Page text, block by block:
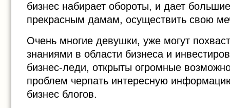
бизнес набирает обороты, и дает
прекрасным дамам, осуществить свою
Очень многие девушки, уже могут
знаниями в области бизнеса и
бизнес-леди, открыты огромные
проблем черпать интересную
бизнес блогов.